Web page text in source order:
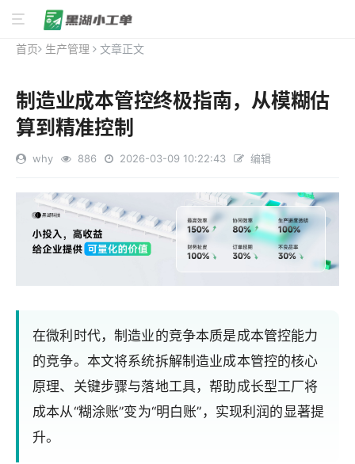
首页 生产管理 文章正文
制造业成本管控终极指南，从模糊估
算到精准控制
why 886 2026-03-09 10:22:43 编辑
在微利时代，制造业的竞争本质是成本管控能力
的竞争。本文将系统拆解制造业成本管控的核心
原理、关键步骤与落地工具，帮助成长型工厂将
成本从“糊涂账”变为“明白账”，实现利润的显著提
升。